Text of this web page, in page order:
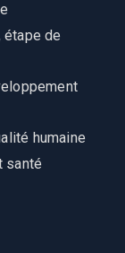
de
humaine
santé